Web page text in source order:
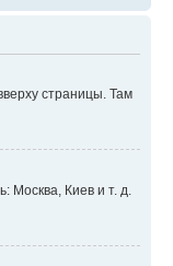
страницы. Там
Москва, Киев и т. д.